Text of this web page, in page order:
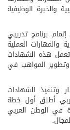
والخبرة الوظيفية
برنامج تدريبي
العملية
هذه الشهادات
وتطوير المواهب في
وتنفيذ الشهادات
عربي أطلق أول خطة
في الوطن العربي